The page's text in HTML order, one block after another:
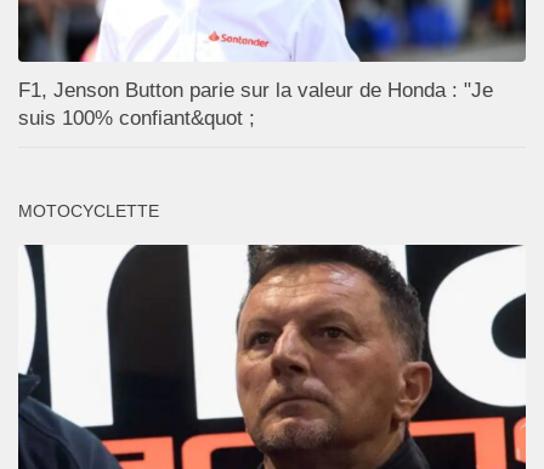
F1, Jenson Button parie sur la valeur de Honda : "Je
suis 100% confiant&quot ;
MOTOCYCLETTE